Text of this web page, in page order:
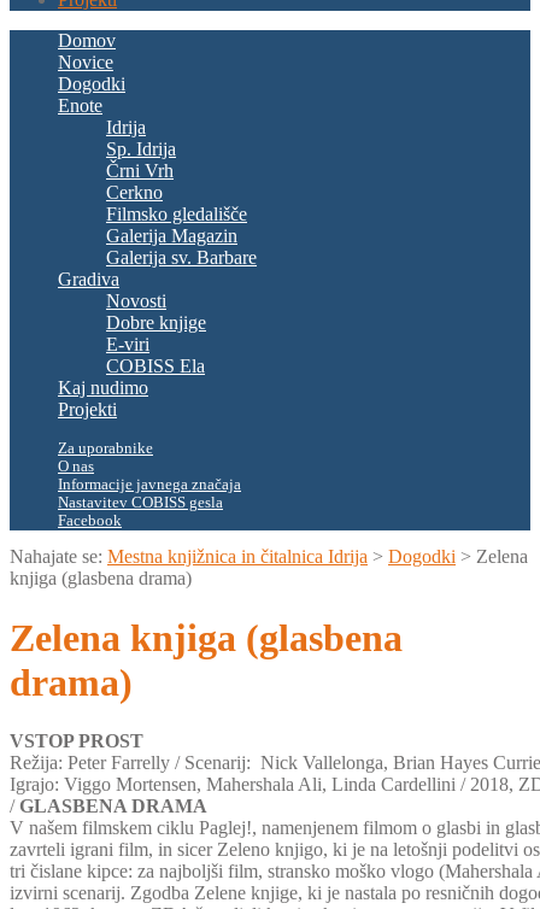
Domov
Novice
Dogodki
Enote
Idrija
Sp. Idrija
Črni Vrh
Cerkno
Filmsko gledališče
Galerija Magazin
Galerija sv. Barbare
Gradiva
Novosti
Dobre knjige
E-viri
COBISS Ela
Kaj nudimo
Projekti
Za uporabnike
O nas
Informacije javnega značaja
Nastavitev COBISS gesla
Facebook
Nahajate se: Mestna knjižnica in čitalnica Idrija > Dogodki > Zelena
knjiga (glasbena drama)
Zelena knjiga (glasbena
drama)
VSTOP PROST
Režija: Peter Farrelly / Scenarij: Nick Vallelonga, Brian Hayes
Igrajo: Viggo Mortensen, Mahershala Ali, Linda Cardellini / 2018,
/GLASBENA DRAMA
V našem filmskem ciklu Paglej!, namenjenem filmom o glasbi in
zavrteli igrani film, in sicer Zeleno knjigo, ki je na letošnji podelitvi
tri čislane kipce: za najboljši film, stransko moško vlogo
izvirni scenarij. Zgodba Zelene knjige, ki je nastala po resničnih